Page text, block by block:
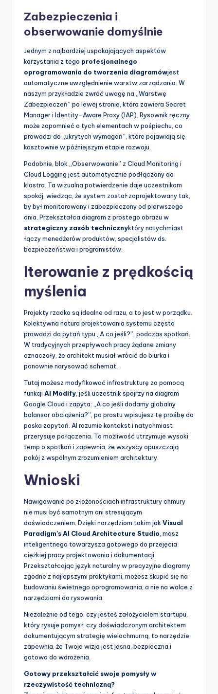
Zabezpieczenia i
obserwowanie domyślnie
Jednym z najbardziej uspokajających aspektów
korzystania z tego profesjonalnego
oprogramowania do tworzenia diagramówjest
automatyczne uwzględnienie warstw zarządzania. W
naszym przykładzie zwróć uwagę na „Warstwę
Zabezpieczeń” po lewej stronie, która zawiera Secret
Manager i Identity-Aware Proxy (IAP). Rysownik ręczny
może zapomnieć o tych elementach w pośpiechu, co
prowadzi do „ukrytych wymagań”, które pojawiają się
kosztownie w późniejszym etapie rozwoju.
Podobnie, blok „Obserwowanie” z Cloud Monitoring i
Cloud Logging jest automatycznie podłączony do
klastra. Ta wizualna potwierdzenie daje uczestnikom
spokój, wiedząc, że system został zaprojektowany tak,
by był monitorowany i zabezpieczony od pierwszego
dnia. Przekształca diagram z prostego obrazu w
strategiczny zasób technicznyktóry natychmiast
łączy menedżerów produktów, specjalistów ds.
bezpieczeństwa i programistów.
Iterowanie z prędkością
myślenia
Projekty rzadko są idealne od razu, a to jest w porządku.
Kolektywna natura projektowania systemu często
prowadzi do pytań typu „A co jeśli?”, podczas spotkań.
W tradycyjnych przepływach pracy żądane zmiany
oznaczały, że architekt musiał wrócić do biurka i
ponownie narysować schemat.
Tutaj możesz modyfikować infrastrukturę za pomocą
funkcji AI Modify , jeśli uczestnik spojrzy na diagram
Google Cloud i zapyta: „A co jeśli dodamy globalny
balansor obciążenia?”, po prostu wpisujesz tę prośbę do
paska zapytań. AI rozumie kontekst i natychmiast
przerysuje połączenia. Ta możliwość utrzymuje wysoki
temp o spotkań i zapewnia, że wszyscy opuszczają
pokój z wspólnym zrozumieniem architektury.
Wnioski
Nawigowanie po złożonościach infrastruktury chmury
nie musi być samotnym ani stresującym
doświadczeniem. Dzięki narzędziom takim jak Visual
Paradigm’s AI Cloud Architecture Studio , masz
inteligentnego towarzysza gotowego do przejęcia
ciężkiej pracy projektowania i dokumentacji.
Przekształcając język naturalny w precyzyjne diagramy
zgodne z najlepszymi praktykami, możesz skupić się na
budowaniu świetnego oprogramowania, a nie na walce z
narzędziami do rysowania.
Niezależnie od tego, czy jesteś założycielem startupu,
który rysuje pomysł, czy doświadczonym architektem
dokumentującym strategię wielochmurną, to narzędzie
zapewnia, że Twoja wizja jest jasna, bezpieczna i
gotowa do wdrożenia.
Gotowy przekształcić swoje pomysły w
rzeczywistość techniczną?